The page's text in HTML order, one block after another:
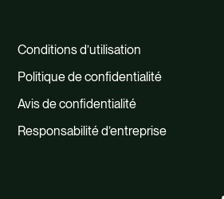
Conditions d’utilisation
Politique de confidentialité
Avis de confidentialité
Responsabilité d’entreprise